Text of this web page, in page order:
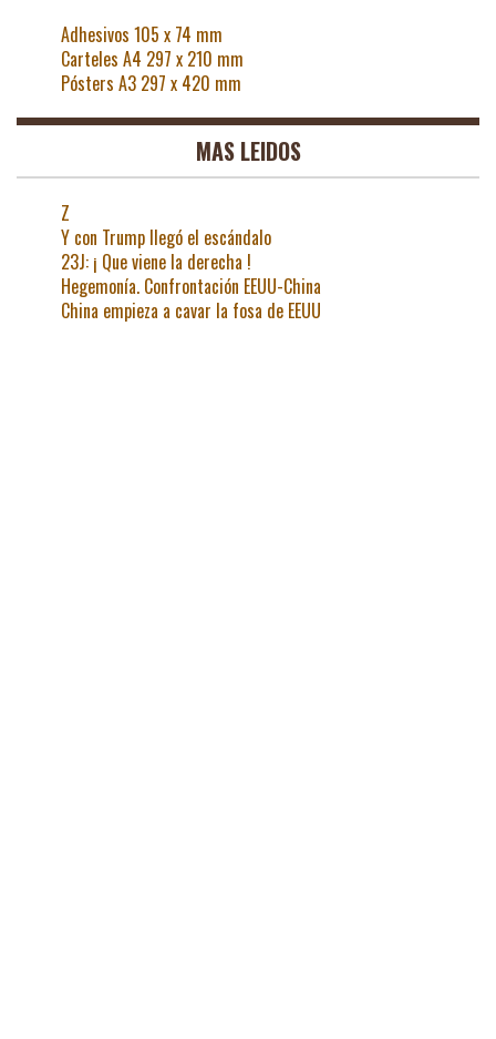
Adhesivos 105 x 74 mm
Carteles A4 297 x 210 mm
Pósters A3 297 x 420 mm
MAS LEIDOS
Z
Y con Trump llegó el escándalo
23J: ¡ Que viene la derecha !
Hegemonía. Confrontación EEUU-China
China empieza a cavar la fosa de EEUU